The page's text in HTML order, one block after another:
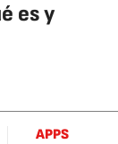
es y
APPS